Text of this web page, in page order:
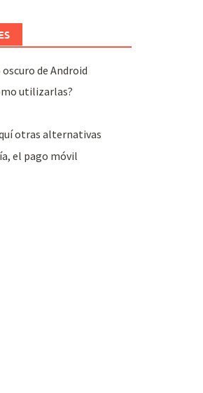
de Android
utilizarlas?
otras alternativas
el pago móvil